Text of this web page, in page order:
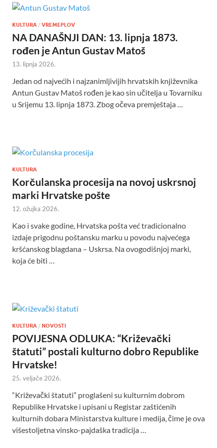
KULTURA / VREMEPLOV
NA DANAŠNJI DAN: 13. lipnja 1873.
rođen je Antun Gustav Matoš
13. lipnja 2026.
Jedan od najvećih i najzanimljivijih hrvatskih književnika
Antun Gustav Matoš rođen je kao sin učitelja u Tovarniku
u Srijemu 13. lipnja 1873. Zbog očeva premještaja …
KULTURA
Korčulanska procesija na novoj uskrsnoj
marki Hrvatske pošte
12. ožujka 2026.
Kao i svake godine, Hrvatska pošta već tradicionalno
izdaje prigodnu poštansku marku u povodu najvećega
kršćanskog blagdana – Uskrsa. Na ovogodišnjoj marki,
koja će biti …
KULTURA / NOVOSTI
POVIJESNA ODLUKA: “Križevački
štatuti” postali kulturno dobro Republike
Hrvatske!
25. veljače 2026.
“Križevački štatuti” proglašeni su kulturnim dobrom
Republike Hrvatske i upisani u Registar zaštićenih
kulturnih dobara Ministarstva kulture i medija, čime je ova
višestoljetna vinsko-pajdaška tradicija …